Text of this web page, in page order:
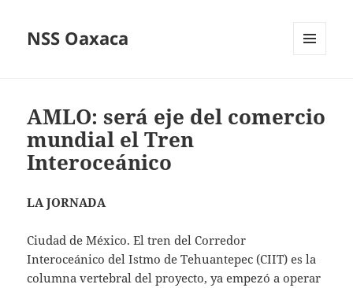
NSS Oaxaca
AMLO: será eje del comercio
mundial el Tren
Interoceánico
LA JORNADA
Ciudad de México. El tren del Corredor
Interoceánico del Istmo de Tehuantepec (CIIT) es la
columna vertebral del proyecto, ya empezó a operar